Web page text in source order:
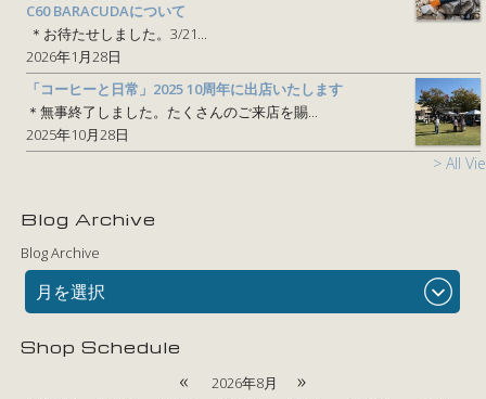
C60 BARACUDAについて
＊お待たせしました。3/21...
2026年1月28日
「コーヒーと日常」2025 10周年に出店いたします
＊無事終了しました。たくさんのご来店を賜...
2025年10月28日
> All
Blog Archive
Blog Archive
月を選択
Shop Schedule
« 2026年8月 »